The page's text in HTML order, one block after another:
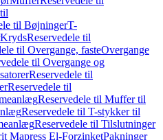
til BøjningerT-
KrydsReservedele til
til Overgange, fasteOvergange
til Overgange og
Reservedele til
Reservedele til
Reservedele til Muffer til
Reservedele til T-stykker til
Reservedele til Tilslutninger
Mapress El-ForzinketPakninger